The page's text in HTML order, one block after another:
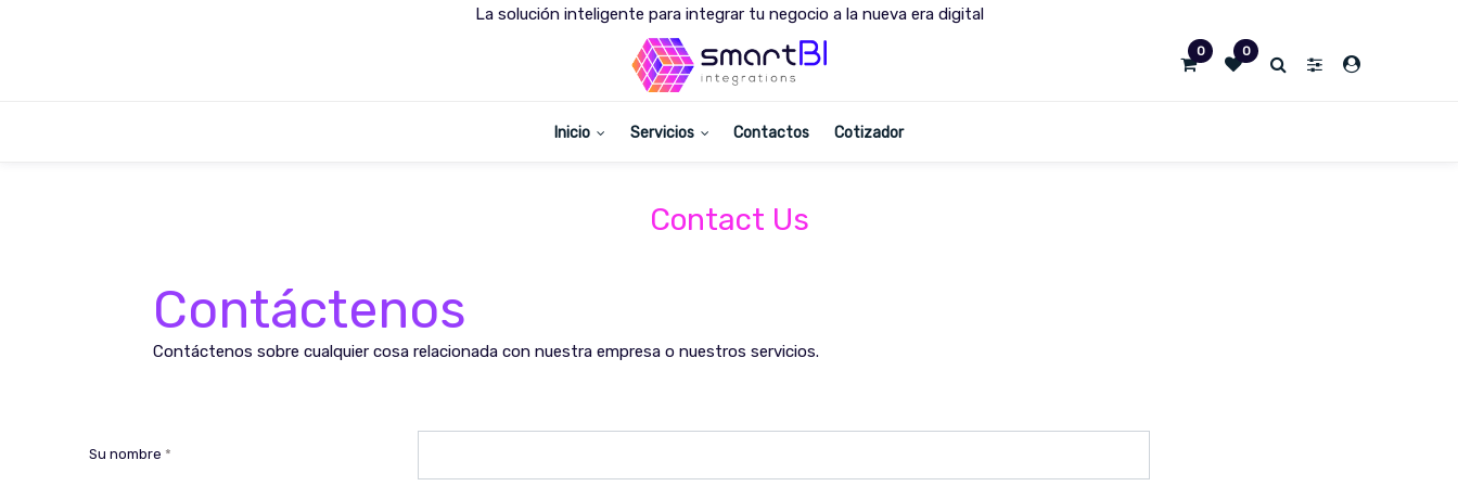
La solución inteligente para integrar tu negocio a la nueva era digital
0 0
Inicio Servicios Contactos Cotizador
Contact Us
Contáctenos
Contáctenos sobre cualquier cosa relacionada con nuestra empresa o nuestros servicios.
Su nombre